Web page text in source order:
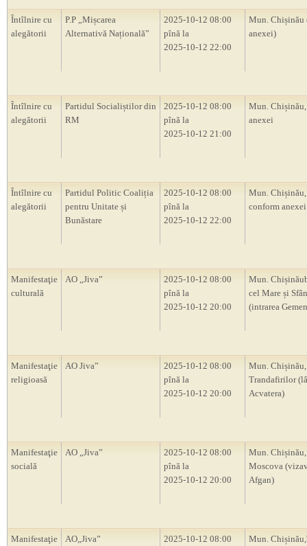
Întîlnire cu
alegătorii
P.P „Mișcarea
Alternativă Națională”
2025-10-12 08:00
pînă la
2025-10-12 22:00
Mun. Chișinău
anexei)
Întîlnire cu
alegătorii
Partidul Socialiștilor din
RM
2025-10-12 08:00
pînă la
2025-10-12 21:00
Mun.
anexei
Întîlnire cu
alegătorii
Partidul Politic Coaliția
pentru Unitate și
Bunăstare
2025-10-12 08:00
pînă la
2025-10-12 22:00
Mun.
conform anexei
Manifestaţie
culturală
AO „Jiva”
2025-10-12 08:00
pînă la
2025-10-12 20:00
Mun.
cel Mare și
(intrarea
Manifestaţie
religioasă
AO Jiva”
2025-10-12 08:00
pînă la
2025-10-12 20:00
Mun.
Trandafirilor
Acvatera)
Manifestaţie
socială
AO „Jiva”
2025-10-12 08:00
pînă la
2025-10-12 20:00
Mun.
Moscova
Afgan)
Manifestaţie
AO„Jiva”
2025-10-12 08:00
Mun.